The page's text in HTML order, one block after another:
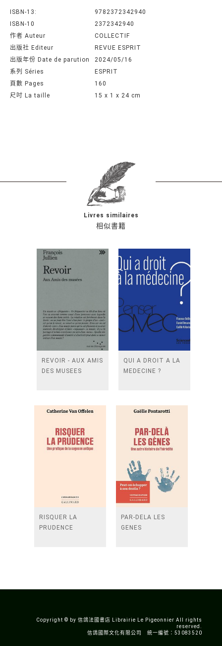
ISBN-13:
9782372342940
ISBN-10
2372342940
作者 Auteur
COLLECTIF
出版社 Editeur
REVUE ESPRIT
出版年份 Date de parution
2024/05/16
系列 Séries
ESPRIT
頁數 Pages
160
尺吋 La taille
15 x 1 x 24 cm
相似書籍
Livres similaires
REVOIR - AUX AMIS
DES MUSEES
QUI A DROIT A LA
MEDECINE ?
RISQUER LA
PRUDENCE
PAR-DELA LES
GENES
Copyright © by 信鴿法國書店 Librairie Le Pigeonnier All rights
reserved.
信鴿國際文化有限公司 統一編號：53083520